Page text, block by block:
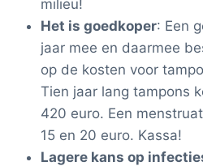
milieu!
Het is goedkoper: Een
jaar mee en daarmee
op de kosten voor
Tien jaar lang tampons
420 euro. Een
15 en 20 euro. Kassa!
Lagere kans op